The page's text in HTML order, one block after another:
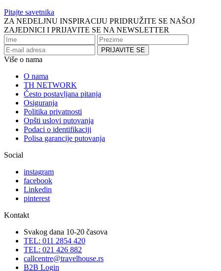
Pitajte savetnika
ZA NEDELJNU INSPIRACIJU PRIDRUŽITE SE NAŠOJ
ZAJEDNICI I PRIJAVITE SE NA NEWSLETTER
Više o nama
O nama
TH NETWORK
Često postavljana pitanja
Osiguranja
Politika privatnosti
Opšti uslovi putovanja
Podaci o identifikaciji
Polisa garancije putovanja
Social
instagram
facebook
Linkedin
pinterest
Kontakt
Svakog dana 10-20 časova
TEL: 011 2854 420
TEL: 021 426 882
callcentre@travelhouse.rs
B2B Login